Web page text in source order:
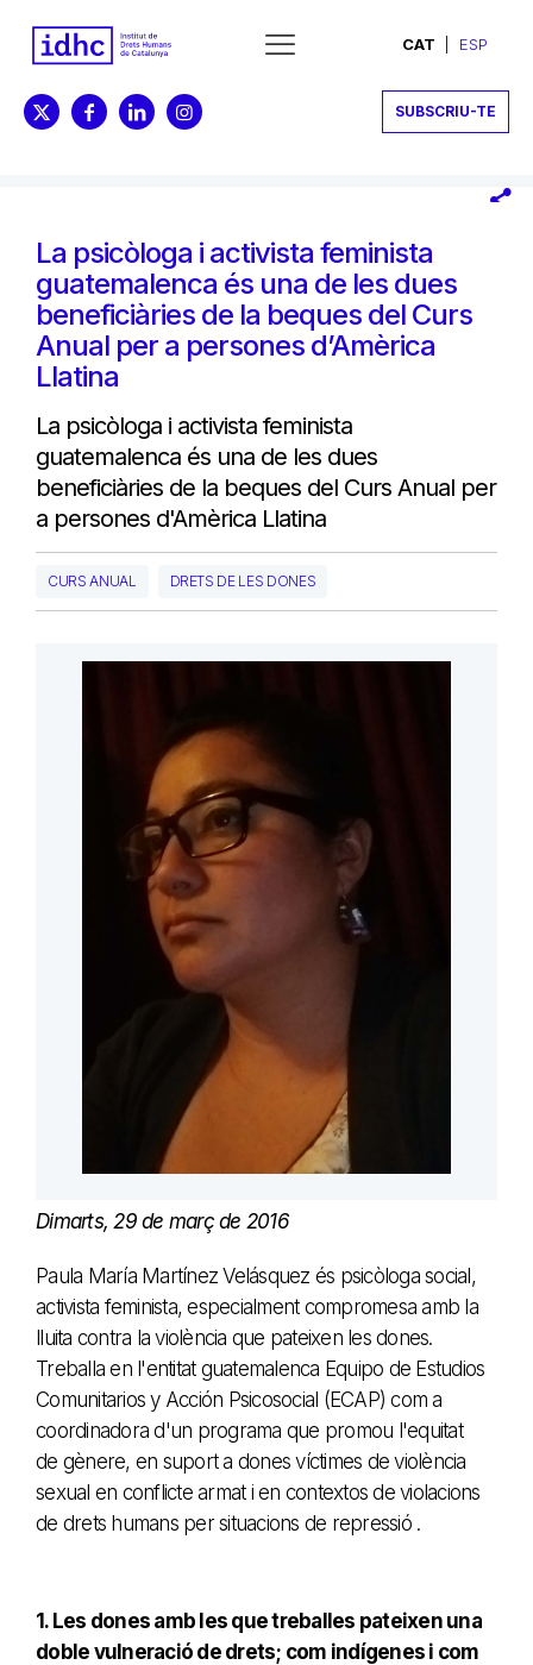
CAT ESP
SUBSCRIU-TE
La psicòloga i activista feminista
guatemalenca és una de les dues
beneficiàries de la beques del Curs
Anual per a persones d’Amèrica
Llatina
La psicòloga i activista feminista
guatemalenca és una de les dues
beneficiàries de la beques del Curs Anual per
a persones d'Amèrica Llatina
CURS ANUAL DRETS DE LES DONES
Dimarts, 29 de març de 2016
Paula María Martínez Velásquez és psicòloga social,
activista feminista, especialment compromesa amb la
lluita contra la violència que pateixen les dones.
Treballa en l'entitat guatemalenca Equipo de Estudios
Comunitarios y Acción Psicosocial (ECAP) com a
coordinadora d'un programa que promou l'equitat
de gènere, en suport a dones víctimes de violència
sexual en conflicte armat i en contextos de violacions
de drets humans per situacions de repressió .
1. Les dones amb les que treballes pateixen una
doble vulneració de drets; com indígenes i com